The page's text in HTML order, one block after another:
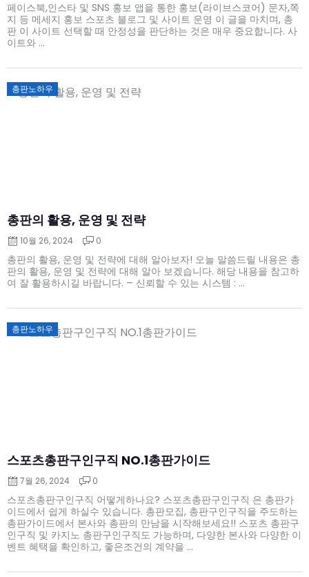
페이스북,인스타 및 SNS 홍보 앱을 통한 홍보(라이브스코어) 문자,쪽
지 등 메세지 홍보 스포츠 블로그 및 사이트 운영 이 글을 마치며, 총
판 이 사이트 선택할 때 안정성을 판단하는 것은 매우 중요합니다. 사
이트와 ...
총판노하우
총판의 활용, 운영 및 전략
Posted
on
10월 26, 2024 0
총판의 활용, 운영 및 전략에 대해 알아보자! 오늘 말씀드릴 내용은 총
판의 활용, 운영 및 전략에 대해 알아 보겠습니다. 해당 내용을 참고하
여 잘 활용하시길 바랍니다. – 신뢰할 수 있는 시스템 : ...
총판노하우
스포츠총판구인구직 NO.1총판가이드
Posted
on
7월 26, 2024 0
스포츠총판구인구직 어떻게하나요? 스포츠총판구인구직 은 총판가
이드에서 쉽게 하실수 있습니다. 총판모집, 총판구인구직을 주도하는
총판가이드에서 본사와 총판의 만남을 시작해보세요!! 스포츠 총판구
인구직 및 카지노 총판구인구직도 가능하며, 다양한 본사와 다양한 이
벤트 혜택을 확인하고, 좋은조건의 계약을 ...